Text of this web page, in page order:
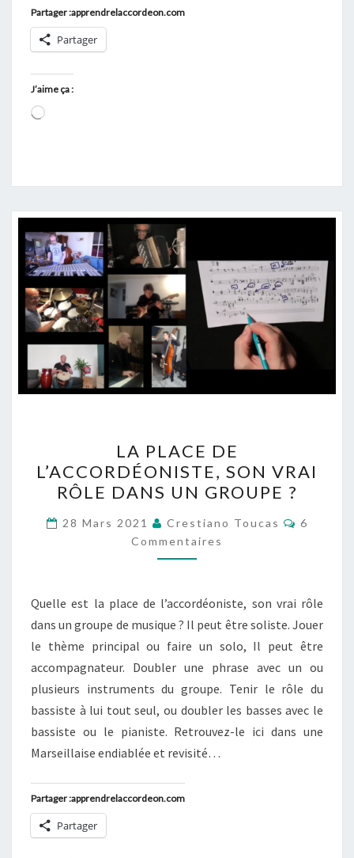
Partager :apprendrelaccordeon.com
Partager
J’aime ça :
Chargement…
PLACE
DE
L’ACCORDÉONISTE,
SON
VRAI
RÔLE
UN
GROUPE
?
LA PLACE DE
L’ACCORDÉONISTE, SON VRAI
RÔLE DANS UN GROUPE ?
28 Mars 2021 Crestiano Toucas
6
Commentaires
Quelle est la place de l’accordéoniste, son vrai rôle
dans un groupe de musique ? Il peut être soliste. Jouer
le thème principal ou faire un solo, Il peut être
accompagnateur. Doubler une phrase avec un ou
plusieurs instruments du groupe. Tenir le rôle du
bassiste à lui tout seul, ou doubler les basses avec le
bassiste ou le pianiste. Retrouvez-le ici dans une
Marseillaise endiablée et revisité…
Partager :apprendrelaccordeon.com
Partager